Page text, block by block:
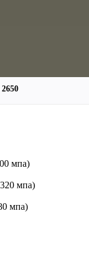
мпа)
мпа)
мпа)